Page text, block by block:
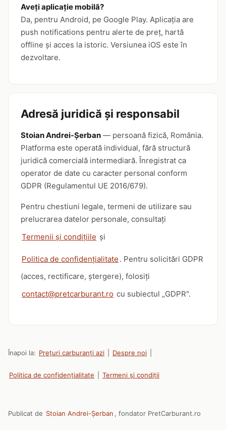
Aveți aplicație mobilă?
Da, pentru Android, pe Google Play. Aplicația are
push notifications pentru alerte de preț, hartă
offline și acces la istoric. Versiunea iOS este în
dezvoltare.
Adresă juridică și responsabil
Stoian Andrei-Șerban — persoană fizică, România.
Platforma este operată individual, fără structură
juridică comercială intermediară. Înregistrat ca
operator de date cu caracter personal conform
GDPR (Regulamentul UE 2016/679).
Pentru chestiuni legale, termeni de utilizare sau
prelucrarea datelor personale, consultați
Termenii și condițiile și
Politica de confidențialitate . Pentru solicitări GDPR
(acces, rectificare, ștergere), folosiți
contact@pretcarburant.ro cu subiectul „GDPR".
Înapoi la: Prețuri carburanți azi Despre noi
Politica de confidențialitate Termeni și condiții
Publicat de Stoian Andrei-Șerban , fondator PretCarburant.ro